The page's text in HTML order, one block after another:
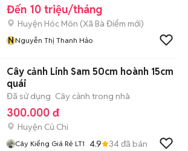
Đến 10 triệu/tháng
Huyện Hóc Môn (Xã Bà Điểm mới)
NNguyễn Thị Thanh Hảo
Cây cảnh Linh Sam 50cm hoành 15cm
quái
Đã sử dụng Cây cảnh trong nhà
300.000 đ
Huyện Củ Chi
Cây Kiểng Giá Rẻ LT1 4.9 34đã bán